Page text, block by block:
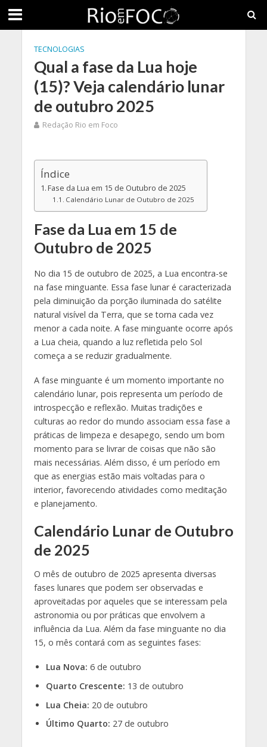
TECNOLOGIAS
Qual a fase da Lua hoje
(15)? Veja calendário lunar
de outubro 2025
Redação Rio em Foco
Índice
Fase da Lua em 15 de Outubro de 2025
Calendário Lunar de Outubro de 2025
Fase da Lua em 15 de
Outubro de 2025
No dia 15 de outubro de 2025, a Lua encontra-se
na fase minguante. Essa fase lunar é caracterizada
pela diminuição da porção iluminada do satélite
natural visível da Terra, que se torna cada vez
menor a cada noite. A fase minguante ocorre após
a Lua cheia, quando a luz refletida pelo Sol
começa a se reduzir gradualmente.
A fase minguante é um momento importante no
calendário lunar, pois representa um período de
introspecção e reflexão. Muitas tradições e
culturas ao redor do mundo associam essa fase a
práticas de limpeza e desapego, sendo um bom
momento para se livrar de coisas que não são
mais necessárias. Além disso, é um período em
que as energias estão mais voltadas para o
interior, favorecendo atividades como meditação
e planejamento.
Calendário Lunar de Outubro
de 2025
O mês de outubro de 2025 apresenta diversas
fases lunares que podem ser observadas e
aproveitadas por aqueles que se interessam pela
astronomia ou por práticas que envolvem a
influência da Lua. Além da fase minguante no dia
15, o mês contará com as seguintes fases:
Lua Nova: 6 de outubro
Quarto Crescente: 13 de outubro
Lua Cheia: 20 de outubro
Último Quarto: 27 de outubro